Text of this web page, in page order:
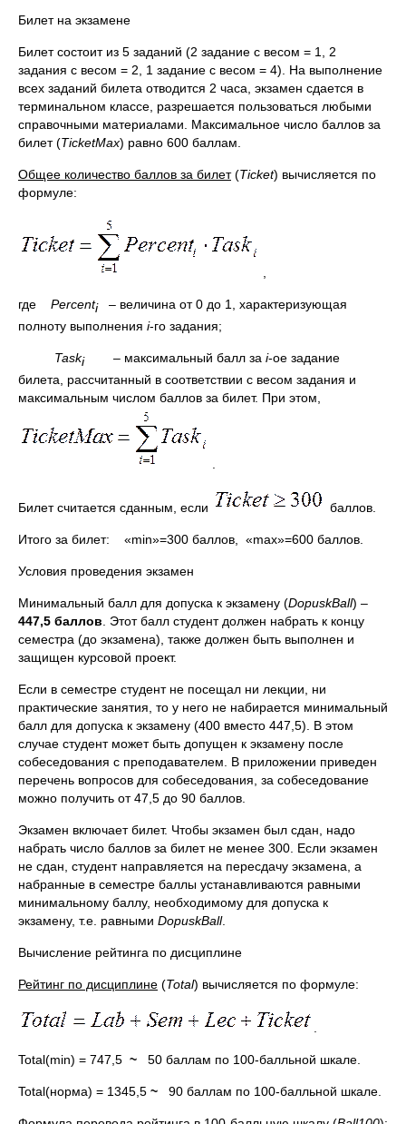
Билет на экзамене
Билет состоит из 5 заданий (2 задание с весом = 1, 2
задания с весом = 2, 1 задание с весом = 4). На выполнение
всех заданий билета отводится 2 часа, экзамен сдается в
терминальном классе, разрешается пользоваться любыми
справочными материалами. Максимальное число баллов за
билет (TicketMax) равно 600 баллам.
Общее количество баллов за билет(Ticket) вычисляется по
формуле:
где Percenti– величина от 0 до 1, характеризующая
полноту выполнения i-го задания;
Taski– максимальный балл за i-ое задание
билета, рассчитанный в соответствии с весом задания и
максимальным числом баллов за билет. При этом,
Билет считается сданным, если баллов.
Итого за билет: «min»=300 баллов, «max»=600 баллов.
Условия проведения экзамен
Минимальный балл для допуска к экзамену (DopuskBall) –
447,5 баллов . Этот балл студент должен набрать к концу
семестра (до экзамена), также должен быть выполнен и
защищен курсовой проект.
Если в семестре студент не посещал ни лекции, ни
практические занятия, то у него не набирается минимальный
балл для допуска к экзамену (400 вместо 447,5). В этом
случае студент может быть допущен к экзамену после
собеседования с преподавателем. В приложении приведен
перечень вопросов для собеседования, за собеседование
можно получить от 47,5 до 90 баллов.
Экзамен включает билет. Чтобы экзамен был сдан, надо
набрать число баллов за билет не менее 300. Если экзамен
не сдан, студент направляется на пересдачу экзамена, а
набранные в семестре баллы устанавливаются равными
минимальному баллу, необходимому для допуска к
экзамену, т.е. равными DopuskBall.
Вычисление рейтинга по дисциплине
Рейтинг по дисциплине (Total) вычисляется по формуле:
Total(min) = 747,5 ~ 50 баллам по 100-балльной шкале.
Total(норма) = 1345,5 ~ 90 баллам по 100-балльной шкале.